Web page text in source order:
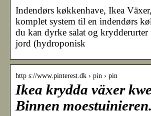
Indendørs køkkenhave, Ikea
komplet system til en indendørs
du kan dyrke salat og krydderurter
jord (hydroponisk
http s://www.pinterest.dk › pin › pin
Ikea krydda växer
Binnen